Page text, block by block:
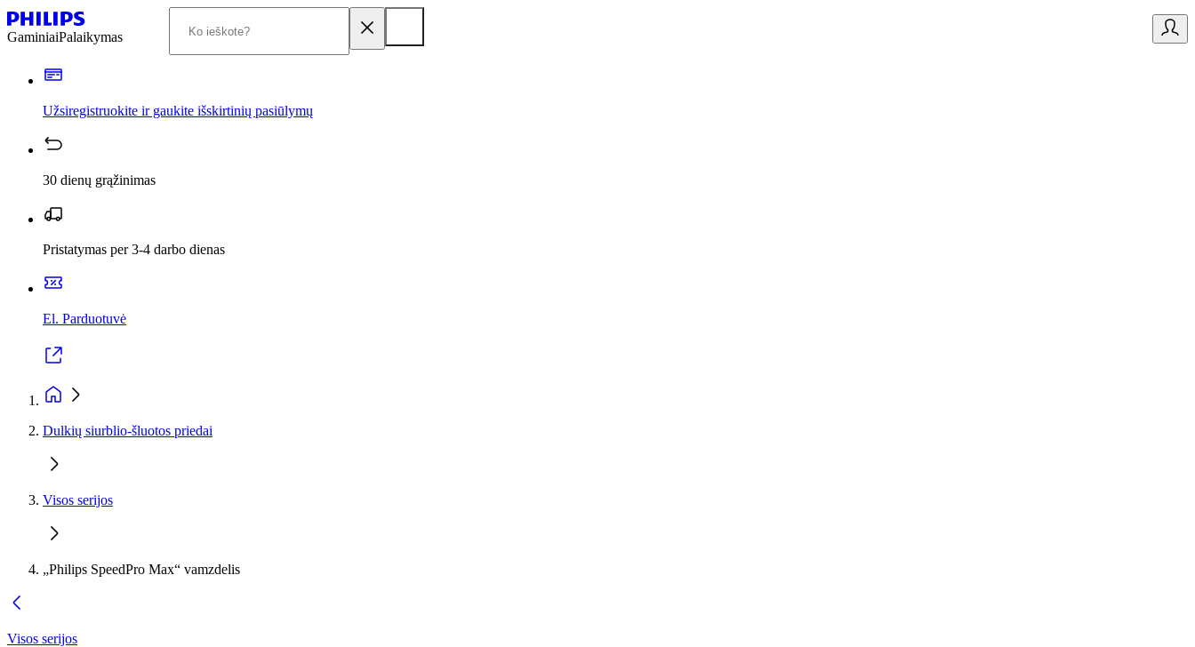
GaminiaiPalaikymas
Užsiregistruokite ir gaukite išskirtinių pasiūlymų
30 dienų grąžinimas
Pristatymas per 3-4 darbo dienas
El. Parduotuvė
Dulkių siurblio-šluotos priedai
Visos serijos
„Philips SpeedPro Max“ vamzdelis
Visos serijos